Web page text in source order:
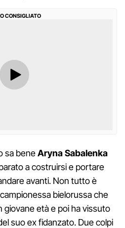
CONSIGLIATO
sa beneAryna Sabalenka
a costruirsi e portare
avanti. Non tutto è
bielorussa che
giovane età e poi ha vissuto
suo ex fidanzato. Due colpi